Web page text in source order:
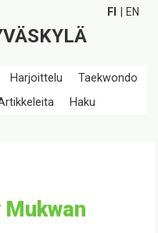
FI EN
Harjoittelu
Taekwondo
Haku